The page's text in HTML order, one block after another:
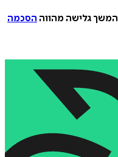
המשך גלישה מהווה הסכמה